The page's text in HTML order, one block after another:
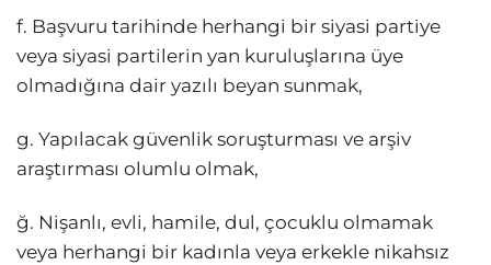
f. Başvuru tarihinde herhangi bir siyasi partiye
veya siyasi partilerin yan kuruluşlarına üye
olmadığına dair yazılı beyan sunmak,
g. Yapılacak güvenlik soruşturması ve arşiv
araştırması olumlu olmak,
ğ. Nişanlı, evli, hamile, dul, çocuklu olmamak
veya herhangi bir kadınla veya erkekle nikahsız